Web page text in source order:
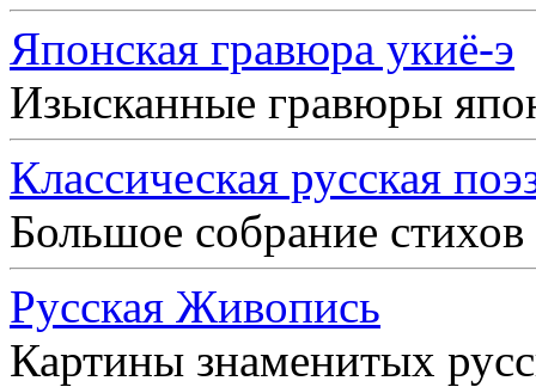
Японская гравюра укиё-э
Изысканные гравюры
Классическая русская
Большое собрание
Русская Живопись
Картины знаменитых